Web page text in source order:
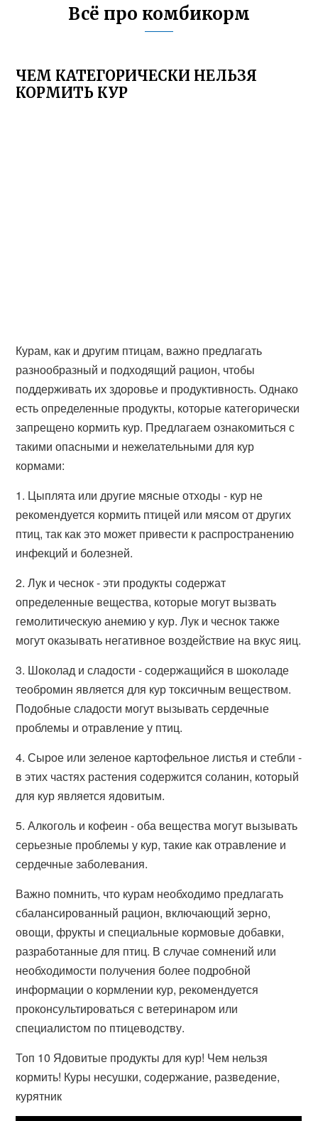
Всё про комбикорм
ЧЕМ КАТЕГОРИЧЕСКИ НЕЛЬЗЯ
КОРМИТЬ КУР
Курам, как и другим птицам, важно предлагать
разнообразный и подходящий рацион, чтобы
поддерживать их здоровье и продуктивность. Однако
есть определенные продукты, которые категорически
запрещено кормить кур. Предлагаем ознакомиться с
такими опасными и нежелательными для кур
кормами:
1. Цыплята или другие мясные отходы - кур не
рекомендуется кормить птицей или мясом от других
птиц, так как это может привести к распространению
инфекций и болезней.
2. Лук и чеснок - эти продукты содержат
определенные вещества, которые могут вызвать
гемолитическую анемию у кур. Лук и чеснок также
могут оказывать негативное воздействие на вкус яиц.
3. Шоколад и сладости - содержащийся в шоколаде
теобромин является для кур токсичным веществом.
Подобные сладости могут вызывать сердечные
проблемы и отравление у птиц.
4. Сырое или зеленое картофельное листья и стебли -
в этих частях растения содержится соланин, который
для кур является ядовитым.
5. Алкоголь и кофеин - оба вещества могут вызывать
серьезные проблемы у кур, такие как отравление и
сердечные заболевания.
Важно помнить, что курам необходимо предлагать
сбалансированный рацион, включающий зерно,
овощи, фрукты и специальные кормовые добавки,
разработанные для птиц. В случае сомнений или
необходимости получения более подробной
информации о кормлении кур, рекомендуется
проконсультироваться с ветеринаром или
специалистом по птицеводству.
Топ 10 Ядовитые продукты для кур! Чем нельзя
кормить! Куры несушки, содержание, разведение,
курятник